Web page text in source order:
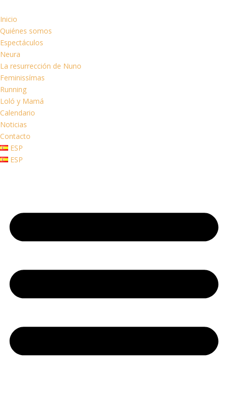
Inicio
Quiénes somos
Espectáculos
Neura
La resurrección de Nuno
Feminissímas
Running
Loló y Mamá
Calendario
Noticias
Contacto
ESP
ESP